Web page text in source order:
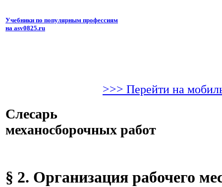
Учебники по популярным профессиям
на asv0825.ru
>>> Перейти на
Слесарь
механосборочных работ
§ 2. Организация рабочего